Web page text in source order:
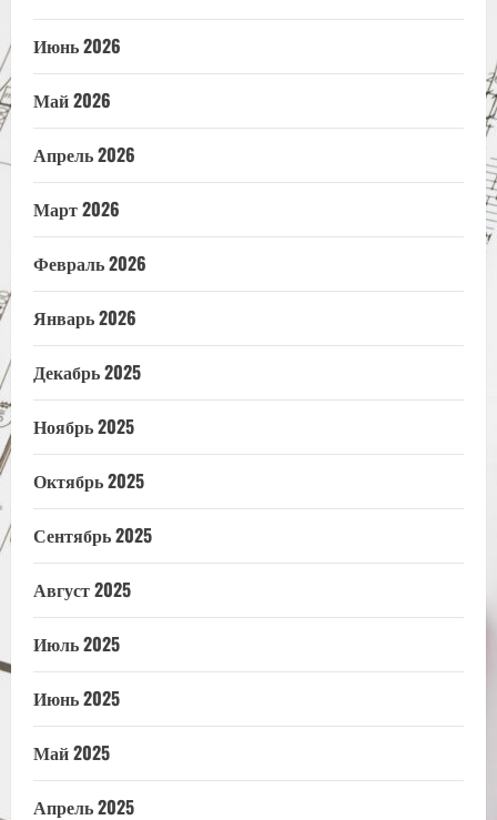
Июнь 2026
Май 2026
Апрель 2026
Март 2026
Февраль 2026
Январь 2026
Декабрь 2025
Ноябрь 2025
Октябрь 2025
Сентябрь 2025
Август 2025
Июль 2025
Июнь 2025
Май 2025
Апрель 2025